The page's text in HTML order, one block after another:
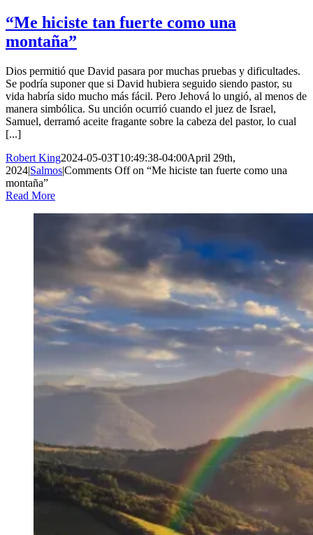
“Me hiciste tan fuerte como una
montaña”
Dios permitió que David pasara por muchas pruebas y dificultades.
Se podría suponer que si David hubiera seguido siendo pastor, su
vida habría sido mucho más fácil. Pero Jehová lo ungió, al menos de
manera simbólica. Su unción ocurrió cuando el juez de Israel,
Samuel, derramó aceite fragante sobre la cabeza del pastor, lo cual
[...]
Robert King2024-05-03T10:49:38-04:00April 29th,
2024|Salmos|Comments Offon “Me hiciste tan fuerte como una
montaña”
Read More